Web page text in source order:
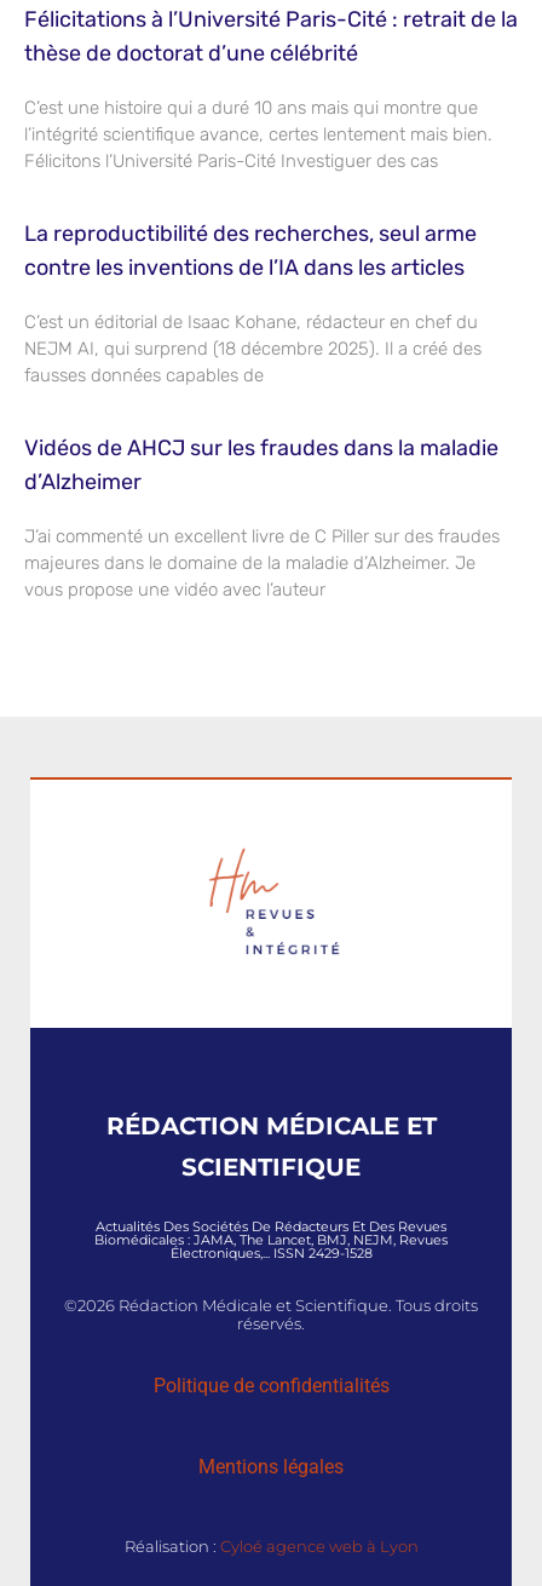
Félicitations à l’Université Paris-Cité : retrait de la
thèse de doctorat d’une célébrité
C’est une histoire qui a duré 10 ans mais qui montre que
l’intégrité scientifique avance, certes lentement mais bien.
Félicitons l’Université Paris-Cité Investiguer des cas
La reproductibilité des recherches, seul arme
contre les inventions de l’IA dans les articles
C’est un éditorial de Isaac Kohane, rédacteur en chef du
NEJM AI, qui surprend (18 décembre 2025). Il a créé des
fausses données capables de
Vidéos de AHCJ sur les fraudes dans la maladie
d’Alzheimer
J’ai commenté un excellent livre de C Piller sur des fraudes
majeures dans le domaine de la maladie d’Alzheimer. Je
vous propose une vidéo avec l’auteur
RÉDACTION MÉDICALE ET
SCIENTIFIQUE
Actualités Des Sociétés De Rédacteurs Et Des Revues
Biomédicales : JAMA, The Lancet, BMJ, NEJM, Revues
Électroniques,... ISSN 2429-1528
©2026 Rédaction Médicale et Scientifique. Tous droits
réservés.
Politique de confidentialités
Mentions légales
Réalisation : Cyloé agence web à Lyon